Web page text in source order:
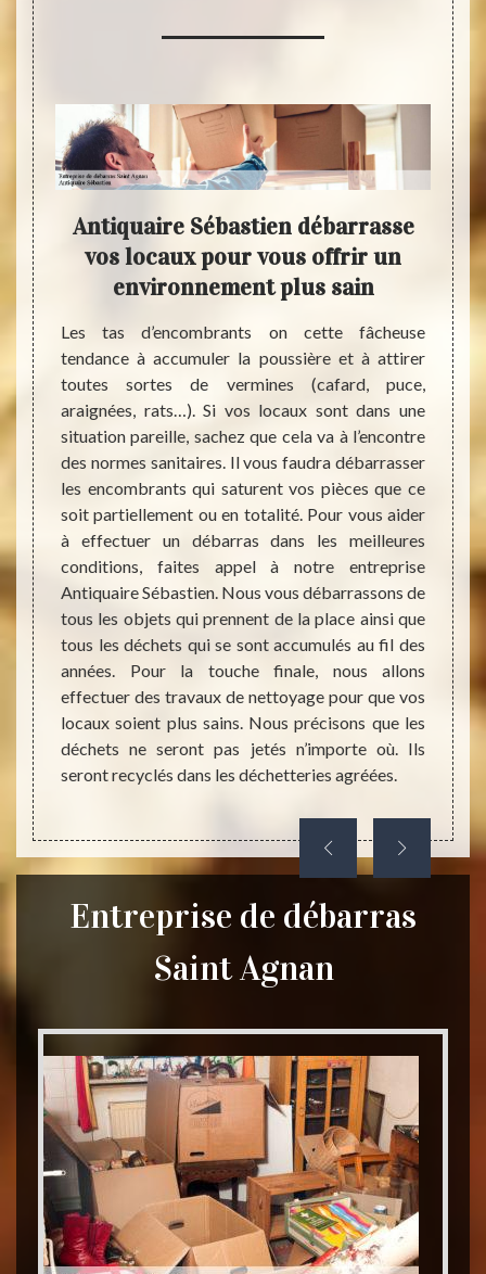
de
le
vous
des
de
de
les
les
les
Antiquaire Sébastien débarrasse
vos locaux pour vous offrir un
environnement plus sain
Les tas d’encombrants on cette fâcheuse
tendance à accumuler la poussière et à attirer
toutes sortes de vermines (cafard, puce,
araignées, rats…). Si vos locaux sont dans une
situation pareille, sachez que cela va à l’encontre
des normes sanitaires. Il vous faudra débarrasser
les encombrants qui saturent vos pièces que ce
soit partiellement ou en totalité. Pour vous aider
à effectuer un débarras dans les meilleures
conditions, faites appel à notre entreprise
Antiquaire Sébastien. Nous vous débarrassons de
tous les objets qui prennent de la place ainsi que
tous les déchets qui se sont accumulés au fil des
années. Pour la touche finale, nous allons
effectuer des travaux de nettoyage pour que vos
locaux soient plus sains. Nous précisons que les
déchets ne seront pas jetés n’importe où. Ils
seront recyclés dans les déchetteries agréées.
de
leur
de
les
faire
Entreprise de débarras
Saint Agnan